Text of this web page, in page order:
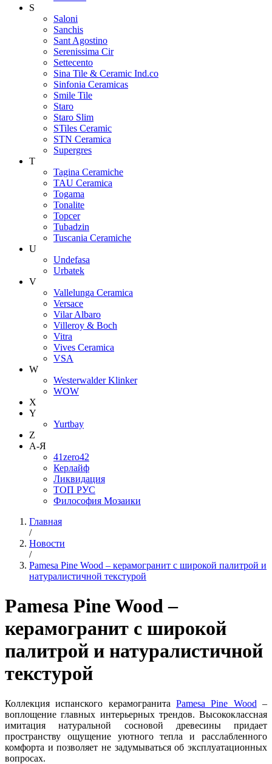
S
Saloni
Sanchis
Sant Agostino
Serenissima Cir
Settecento
Sina Tile & Ceramic Ind.co
Sinfonia Ceramicas
Smile Tile
Staro
Staro Slim
STiles Ceramic
STN Ceramica
Supergres
T
Tagina Ceramiche
TAU Ceramica
Togama
Tonalite
Topcer
Tubadzin
Tuscania Ceramiche
U
Undefasa
Urbatek
V
Vallelunga Ceramica
Versace
Vilar Albaro
Villeroy & Boch
Vitra
Vives Ceramica
VSA
W
Westerwalder Klinker
WOW
X
Y
Yurtbay
Z
А-Я
41zero42
Керлайф
Ликвидация
ТОП РУС
Философия Мозаики
Главная
/
Новости
/
Pamesa Pine Wood – керамогранит с широкой палитрой и
натуралистичной текстурой
Pamesa Pine Wood –
керамогранит с широкой
палитрой и натуралистичной
текстурой
Коллекция испанского керамогранита Pamesa Pine Wood –
воплощение главных интерьерных трендов. Высококлассная
имитация натуральной сосновой древесины придает
пространству ощущение уютного тепла и расслабленного
комфорта и позволяет не задумываться об эксплуатационных
вопросах.